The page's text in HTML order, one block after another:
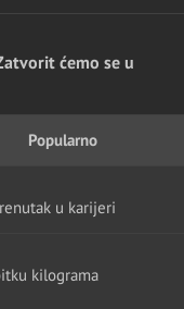
ćemo se u
Popularno
u karijeri
kilograma